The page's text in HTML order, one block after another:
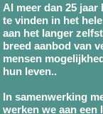
Al meer dan 25
te vinden in het
aan het langer
breed aanbod van
mensen
hun leven..
In samenwerking
werken we aan een